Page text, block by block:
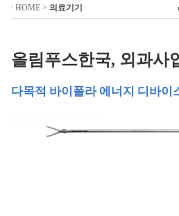
HOME> 의료기기
올림푸스한국, 외과사
다목적 바이폴라 에너지 디바이